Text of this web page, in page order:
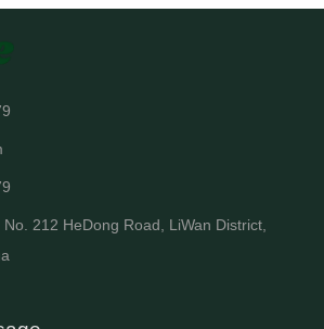
212 HeDong Road, LiWan District,